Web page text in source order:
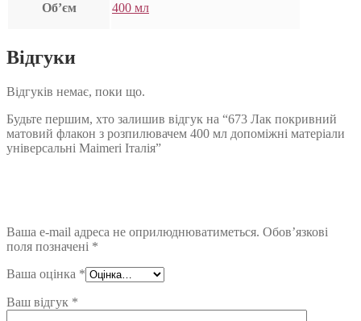
Об’єм 400 мл
Відгуки
Відгуків немає, поки що.
Будьте першим, хто залишив відгук на “673 Лак покривний
матовий флакон з розпилювачем 400 мл допоміжні матеріали
універсальні Maimeri Італія”
Ваша e-mail адреса не оприлюднюватиметься. Обов’язкові
поля позначені *
Ваша оцінка *
Ваш відгук *